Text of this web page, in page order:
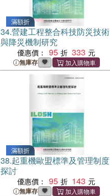
滿額折
34.營建工程整合科技防災技術
與降災機制研究
優惠價： 95 333
無庫存
滿額折
38.起重機歐盟標準及管理制度
探討
優惠價： 95 143
無庫存